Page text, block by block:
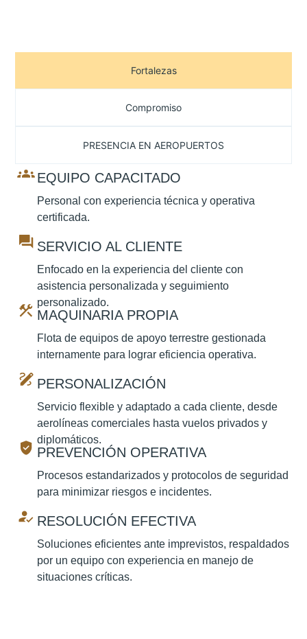
Fortalezas
Compromiso
PRESENCIA EN AEROPUERTOS
EQUIPO CAPACITADO
Personal con experiencia técnica y operativa
certificada.
SERVICIO AL CLIENTE
Enfocado en la experiencia del cliente con
asistencia personalizada y seguimiento
personalizado.
MAQUINARIA PROPIA
Flota de equipos de apoyo terrestre gestionada
internamente para lograr eficiencia operativa.
PERSONALIZACIÓN
Servicio flexible y adaptado a cada cliente, desde
aerolíneas comerciales hasta vuelos privados y
diplomáticos.
PREVENCIÓN OPERATIVA
Procesos estandarizados y protocolos de seguridad
para minimizar riesgos e incidentes.
RESOLUCIÓN EFECTIVA
Soluciones eficientes ante imprevistos, respaldados
por un equipo con experiencia en manejo de
situaciones críticas.